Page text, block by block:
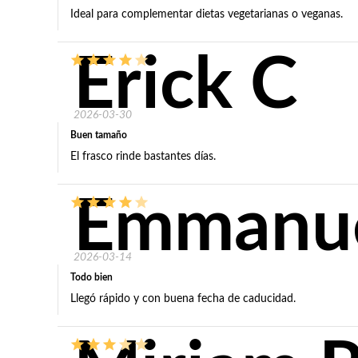
Ideal para complementar dietas vegetarianas o veganas.
Erick C
2026-03-30
Buen tamaño
El frasco rinde bastantes días.
2026-03-14
Todo bien
Llegó rápido y con buena fecha de caducidad.